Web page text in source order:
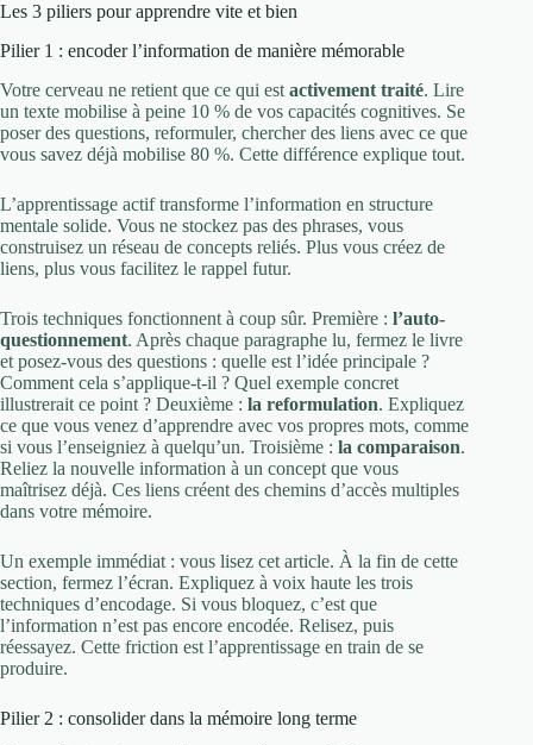
Les 3 piliers pour apprendre vite et bien
Pilier 1 : encoder l’information de manière mémorable
Votre cerveau ne retient que ce qui est activement traité. Lire
un texte mobilise à peine 10 % de vos capacités cognitives. Se
poser des questions, reformuler, chercher des liens avec ce que
vous savez déjà mobilise 80 %. Cette différence explique tout.
L’apprentissage actif transforme l’information en structure
mentale solide. Vous ne stockez pas des phrases, vous
construisez un réseau de concepts reliés. Plus vous créez de
liens, plus vous facilitez le rappel futur.
Trois techniques fonctionnent à coup sûr. Première : l’auto-
questionnement. Après chaque paragraphe lu, fermez le livre
et posez-vous des questions : quelle est l’idée principale ?
Comment cela s’applique-t-il ? Quel exemple concret
illustrerait ce point ? Deuxième : la reformulation. Expliquez
ce que vous venez d’apprendre avec vos propres mots, comme
si vous l’enseigniez à quelqu’un. Troisième : la comparaison.
Reliez la nouvelle information à un concept que vous
maîtrisez déjà. Ces liens créent des chemins d’accès multiples
dans votre mémoire.
Un exemple immédiat : vous lisez cet article. À la fin de cette
section, fermez l’écran. Expliquez à voix haute les trois
techniques d’encodage. Si vous bloquez, c’est que
l’information n’est pas encore encodée. Relisez, puis
réessayez. Cette friction est l’apprentissage en train de se
produire.
Pilier 2 : consolider dans la mémoire long terme